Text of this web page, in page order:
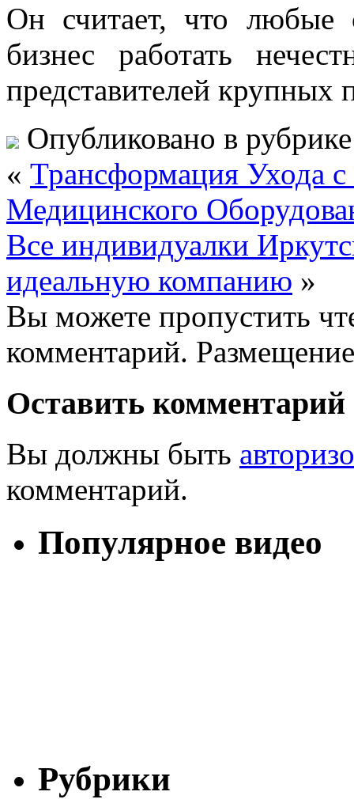
Он считает, что любые
бизнес работать
представителей крупных
Опубликовано в
« Трансформация Ухода
Медицинского
Все индивидуалки
идеальную компанию »
Вы можете пропустить
комментарий.
Оставить комментарий
Вы должны быть
комментарий.
Популярное видео
Рубрики